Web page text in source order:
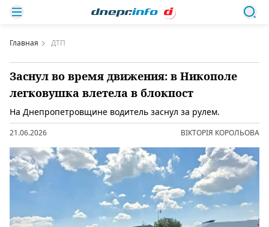
Главная ДТП
Заснул во время движения: в Никополе
легковушка влетела в блокпост
На Днепропетровщине водитель заснул за рулем.
21.06.2026 ВІКТОРІЯ КОРОЛЬОВА